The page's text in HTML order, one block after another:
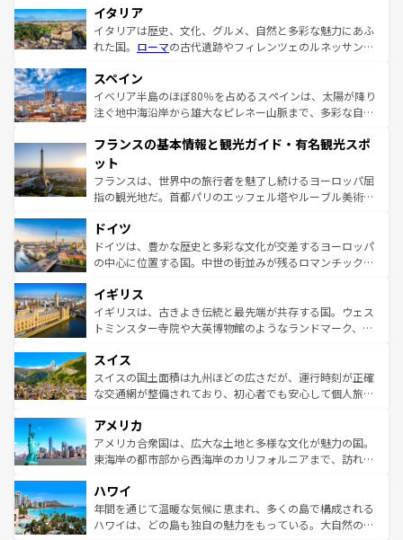
イタリア
イタリアは歴史、文化、グルメ、自然と多彩な魅力にあふ
れた国。 ローマの古代遺跡やフィレンツェのルネッサンス
ろん、トスカーナの美しい田園風景やアマルフィ海岸の絶
景など、自然景観も見逃せない。観光の合間には、本場の
ピザやパスタなど、絶品のイタリア料理を堪能することも
ませてくれるイタリアで、忘れられない旅をしてみよう！
なお、新着のイタリア情報は
しい。
スペイン
イベリア半島のほぼ80％を占めるスペインは、太陽が降り
注ぐ地中海沿岸から雄大なピレネー山脈まで、多彩な自然
文化が根付くこの国では、情熱的なフラメンコ、熱気あふ
れる闘牛、そして美味しいタパスが生活の一部となってい
る。首都マドリードの洗練された雰囲気や、バルセロナの
アートに溢れた街角から、地方では古代ローマ遺跡や中世
せる。地方によって風土や気候が異なるスペインはその個
性で訪れる人を魅了する。 なお、新着のスペイン情報は コ
ンテンツ一覧を参照してほしい。
フランスの基本情報と観光ガイド・有名観光スポ
ット
フランスは、世界中の旅行者を魅了し続けるヨーロッパ屈
指の観光地だ。首都パリのエッフェル塔やルーブル美術館
で、幅広い魅力が詰まっている。華麗な宮殿、歴史的な大
聖堂、美しいビーチ、そして豊かな自然が、訪れる者を心
から魅了する。また、フランスは美食の国としても知ら
いる。シャンパンの発祥地であるランス、プロヴァンスの
香り高いラベンダー畑など、多彩な楽しみ方が可能だ。さ
らに、パリ以外の地域にも魅力が溢れており、どの街角に
れる地方に足を運ぶとそれぞれで全く異なる文化を体験で
きるだろう。 なお、新着のフランス情報はコンテンツ一覧
を参照してほしい。
ドイツ
ドイツは、豊かな歴史と多彩な文化が交差するヨーロッパ
の中心に位置する国。中世の街並みが残るロマンチック街
顔を持つこの国は、どこを歩いても飽きることがない。ベ
ルリンの文化的活気、バイエルン州のアルプスの絶景、そ
してライン川沿いのワイン畑といった風景は必見。ビール
は、お酒好きな人にはぜひ体験してほしい。 なお、新着の
ドイツ情報はコンテンツ一覧を参照してほしい。
イギリス
イギリスは、古きよき伝統と最先端が共存する国。ウェス
トミンスター寺院や大英博物館のようなランドマーク、歴
リアごとに異なる魅力がある。また、優雅なアフタヌーン
ティー、ビール好きにはたまらない英国パブ、サッカー観
戦など、本場だからこそできる体験も豊富。イギリスを旅
ンツ一覧を参照してほしい。
スイス
スイスの国土面積は九州ほどの広さだが、運行時刻が正確
な交通網が整備されており、初心者でも安心して個人旅行
の建物がそのまま残る町や、スイスならではのユニークな
博物館もあり、アルプス観光だけでなく町歩きも満喫する
ことができる。国民の所得が高いため物価も高いが、旅行
ば市内交通費無料で観光を楽しむこともできる。 なお、新
着のスイス情報はコンテンツ一覧 を参照してほしい。
アメリカ
アメリカ合衆国は、広大な土地と多様な文化が魅力の国。
東海岸の都市部から西海岸のカリフォルニアまで、訪れる
のような巨大都市は、観光、ショッピング、エンターテイ
ンメントが詰まった刺激的なスポットだ。一方、アメリカ
西部には大自然が広がり、グランドキャニオンやイエロー
ハワイ
年間を通じて温暖な気候に恵まれ、多くの島で構成される
ハワイは、どの島も独自の魅力をもっている。大自然の神